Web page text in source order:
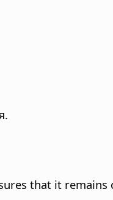
that it remains